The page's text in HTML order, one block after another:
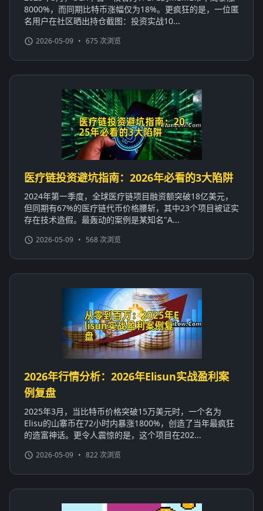
8000%，而同期比特币涨幅仅为18%。更疯狂的是，一位匿
名用户在社区晒出持仓截图：投资实战10...
2026-05-09 • 675 次浏览
医疗链投资避坑指南：2026年必看的3大陷阱
2024年第一季度，全球医疗链项目融资额突破18亿美元，
但同期有67%的医疗链代币价格腰斩，其中23个项目被证实
存在技术造假。最轰动的案例是某知名"A...
2026-05-09 • 568 次浏览
2026年行情分析：2026年Elisun实战盈利案
例复盘
2025年3月，当比特币价格突破15万美元时，一个名为
Elisu的山寨币在72小时内暴涨1800%，创造了当年最疯狂
的造富神话。更令人震惊的是，这个项目在202...
2026-05-09 • 822 次浏览